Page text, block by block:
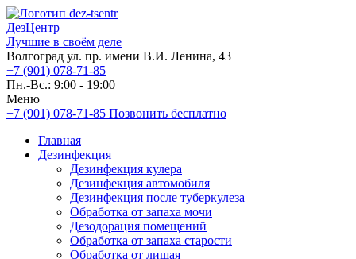
ДезЦентр
Лучшие в своём деле
Волгоград ул. пр. имени В.И. Ленина, 43
+7 (901) 078-71-85
Пн.-Вс.: 9:00 - 19:00
Меню
+7 (901) 078-71-85 Позвонить бесплатно
Главная
Дезинфекция
Дезинфекция кулера
Дезинфекция автомобиля
Дезинфекция после туберкулеза
Обработка от запаха мочи
Дезодорация помещений
Обработка от запаха старости
Обработка от лишая